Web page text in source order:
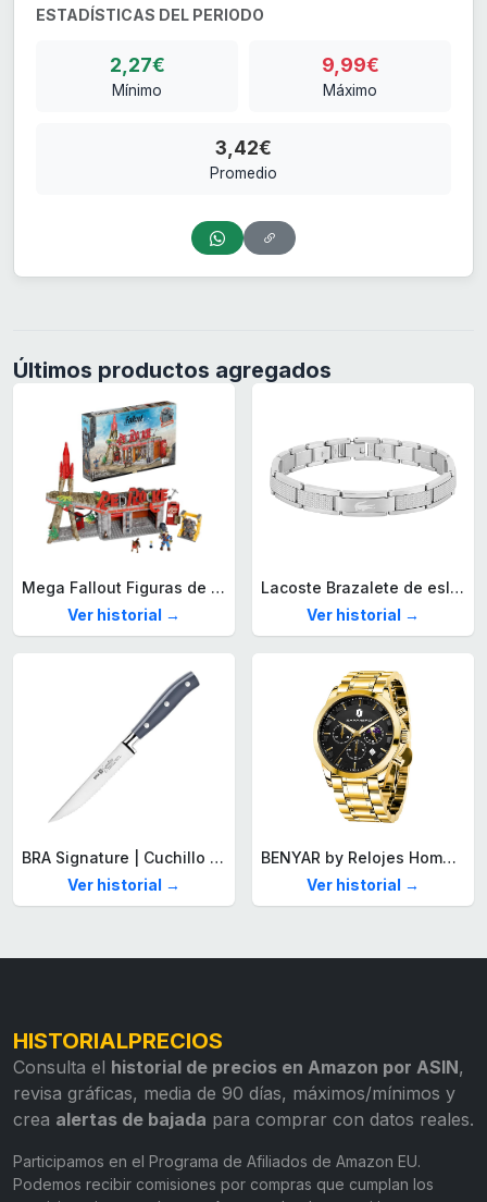
ESTADÍSTICAS DEL PERIODO
2,27€
Mínimo
9,99€
Máximo
3,42€
Promedio
Últimos productos agregados
Mega Fallout Figuras de acción y Juguetes de construcción, Parada de Camiones Red Rocket con 824 Piezas, 2 Personajes articulados y Accesorios, para coleccionistas, HXT00
Ver historial →
Lacoste Brazalete de eslabón para Hombre Colección STENCIL de Acero inoxidable
Ver historial →
BRA Signature | Cuchillo tomatero 120 mm, Acero Inoxidable alemán forjado con Molibdeno Vanadio, Mango Remachado ABS, Diseño Ergonómico, Hoja 1,6 mm espesor
Ver historial →
BENYAR by Relojes Hombre Analógico Cuarzo Cronografo Impermeable Luminoso Fecha Moda Casual Reloj de Pulsera Elegante Regalo para Hombre
Ver historial →
HISTORIALPRECIOS
Consulta el historial de precios en Amazon por ASIN,
revisa gráficas, media de 90 días, máximos/mínimos y
crea alertas de bajada para comprar con datos reales.
Participamos en el Programa de Afiliados de Amazon EU.
Podemos recibir comisiones por compras que cumplan los